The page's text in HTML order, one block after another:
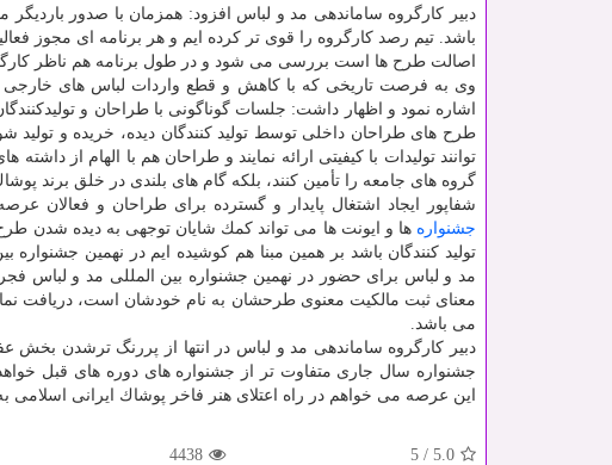
دبیر كارگروه ساماندهی مد و لباس افزود: همزمان با صدور
باشد. تیم رصد كارگروه را قوی تر كرده ایم و هر برنامه ای مجوز
اصالت طرح ها است بررسی می شود و در طول برنامه هم ناظر
وی به فرصت تاریخی كه با كاهش و قطع واردات لباس های خارجی
اشاره نمود و اظهار داشت: جلسات گوناگونی با طراحان و
طرح های طراحان داخلی توسط تولید كنندگان دیده، خریده و تولید
توانند تولیدات با كیفیتی ارائه نمایند و طراحان هم با الهام از
گروه های جامعه را تأمین كنند، بلكه گام های بلندی در خلق برند
شفاپور ایجاد اشتغال پایدار و گسترده برای طراحان و فعالان
جشنواره ها و ایونت ها می تواند كمك شایان توجهی به دیده شدن
تولید كنندگان باشد بر همین مبنا هم كوشیده ایم در نهمین
مد و لباس برای حضور در نهمین جشنواره بین المللی مد و لباس
معنای ثبت مالكیت معنوی طرحشان به نام خودشان است، دریافت
می باشد.
دبیر كارگروه ساماندهی مد و لباس در انتها از پررنگ ترشدن
جشنواره سال جاری متفاوت تر از جشنواره های دوره های قبل
این عرصه می خواهم در راه اعتلای هنر فاخر پوشاك ایرانی اسلامی
5.0
/
5
4438